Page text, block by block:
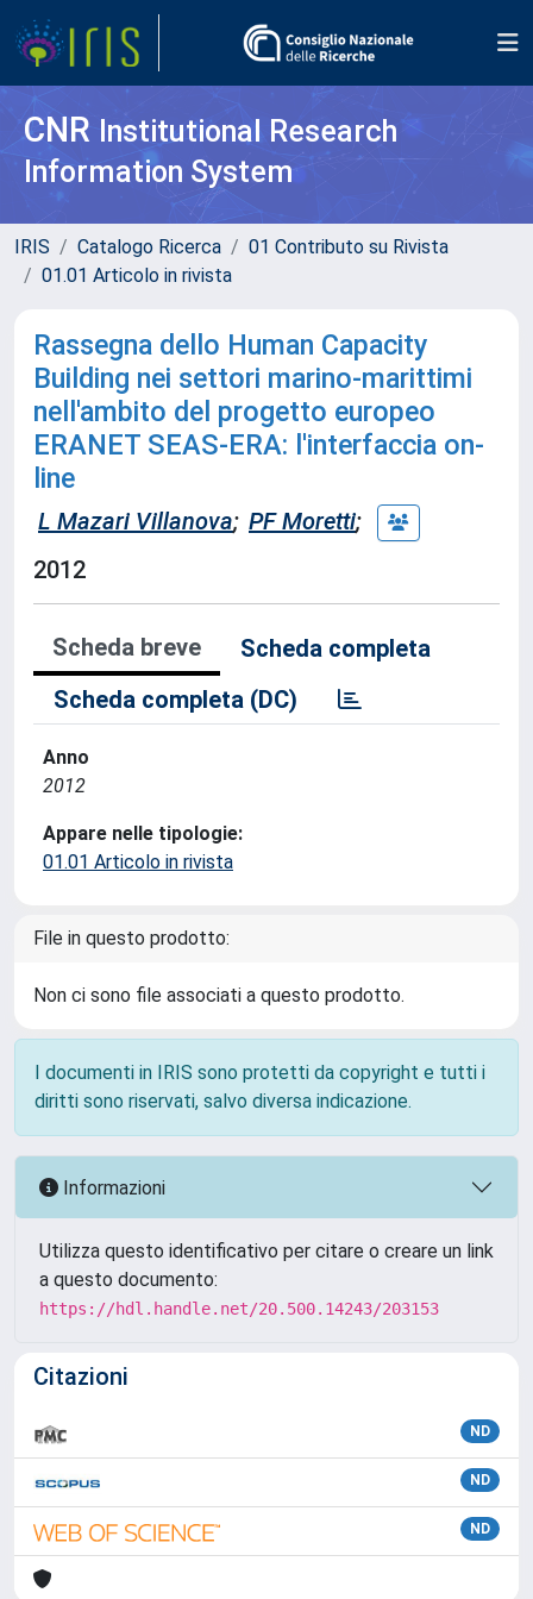
CNR Institutional Research
Information System
IRIS Catalogo Ricerca
01 Contributo su Rivista
01.01 Articolo in rivista
Rassegna dello Human Capacity
Building nei settori marino-marittimi
nell'ambito del progetto europeo
ERANET SEAS-ERA: l'interfaccia on-
line
L Mazari Villanova; PF Moretti;
2012
Scheda breve
Scheda completa
Scheda completa (DC)
Anno
2012
Appare nelle tipologie:
01.01 Articolo in rivista
File in questo prodotto:
Non ci sono file associati a questo prodotto.
I documenti in IRIS sono protetti da copyright e tutti i
diritti sono riservati, salvo diversa indicazione.
Informazioni
Utilizza questo identificativo per citare o creare un link
a questo documento:
https://hdl.handle.net/20.500.14243/203153
Citazioni
ND
ND
ND